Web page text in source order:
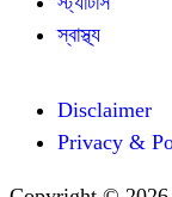
স্বাস্থ্য
Disclaimer
Privacy &